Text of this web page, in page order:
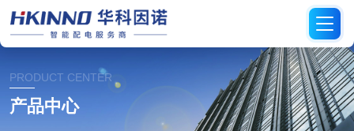
PRODUCT CENTER
产品中心